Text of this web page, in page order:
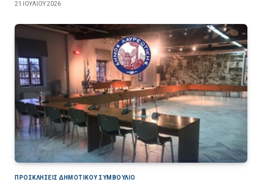
21 ΙΟΥΛΊΟΥ 2026
ΠΡΟΣΚΛΉΣΕΙΣ ΔΗΜΟΤΙΚΟΎ ΣΥΜΒΟΎΛΙΟ